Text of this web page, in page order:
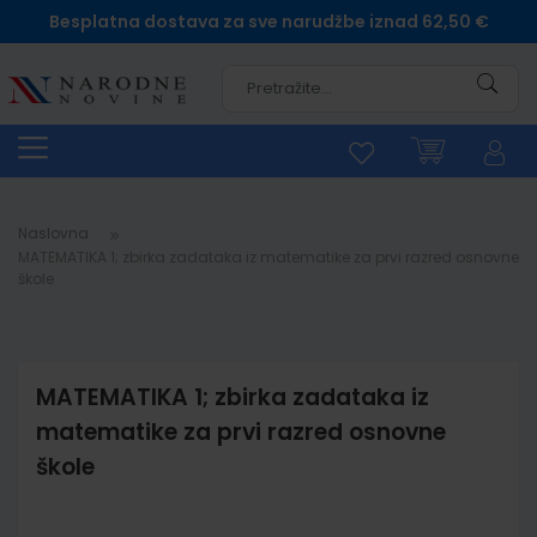
Besplatna dostava za sve narudžbe iznad 62,50 €
Naslovna
MATEMATIKA 1; zbirka zadataka iz
matematike za prvi razred osnovne
škole